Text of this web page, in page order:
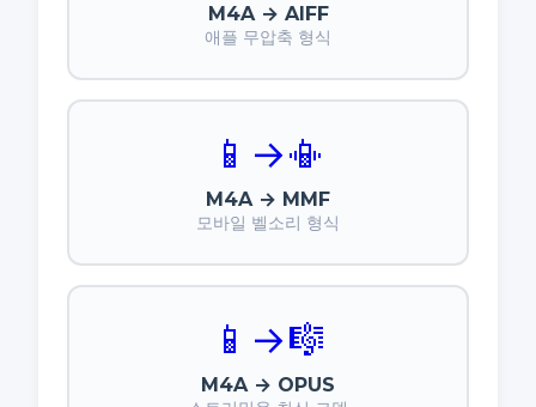
M4A → AIFF
애플 무압축 형식
📱 →📳
M4A → MMF
모바일 벨소리 형식
📱 →🎼
M4A → OPUS